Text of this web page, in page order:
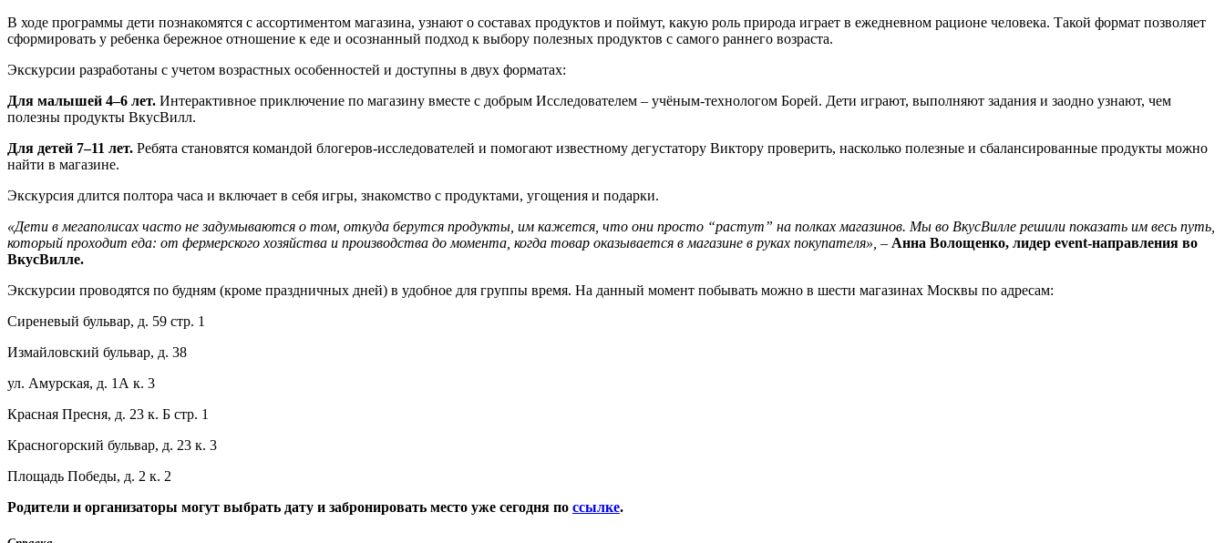
В ходе программы дети познакомятся с ассортиментом магазина, узнают о составах продуктов и поймут, какую роль природа играет в ежедневном рационе человека. Такой формат позволяет
сформировать у ребенка бережное отношение к еде и осознанный подход к выбору полезных продуктов с самого раннего возраста.
Экскурсии разработаны с учетом возрастных особенностей и доступны в двух форматах:
Для малышей 4–6 лет. Интерактивное приключение по магазину вместе с добрым Исследователем – учёным-технологом Борей. Дети играют, выполняют задания и заодно узнают, чем
полезны продукты ВкусВилл.
Для детей 7–11 лет. Ребята становятся командой блогеров-исследователей и помогают известному дегустатору Виктору проверить, насколько полезные и сбалансированные продукты можно
найти в магазине.
Экскурсия длится полтора часа и включает в себя игры, знакомство с продуктами, угощения и подарки.
«Дети в мегаполисах часто не задумываются о том, откуда берутся продукты, им кажется, что они просто “растут” на полках магазинов. Мы во ВкусВилле решили показать им весь путь,
который проходит еда: от фермерского хозяйства и производства до момента, когда товар оказывается в магазине в руках покупателя», – Анна Волощенко, лидер event-направления во
ВкусВилле.
Экскурсии проводятся по будням (кроме праздничных дней) в удобное для группы время. На данный момент побывать можно в шести магазинах Москвы по адресам:
Сиреневый бульвар, д. 59 стр. 1
Измайловский бульвар, д. 38
ул. Амурская, д. 1А к. 3
Красная Пресня, д. 23 к. Б стр. 1
Красногорский бульвар, д. 23 к. 3
Площадь Победы, д. 2 к. 2
Родители и организаторы могут выбрать дату и забронировать место уже сегодня по ссылке.